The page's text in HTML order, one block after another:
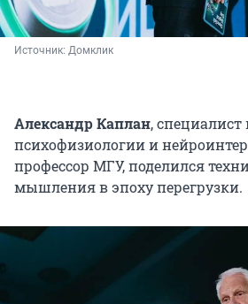
Источник: Домклик
Александр Каплан, специалист
психофизиологии и
профессор МГУ, поделился
мышления в эпоху перегрузки.